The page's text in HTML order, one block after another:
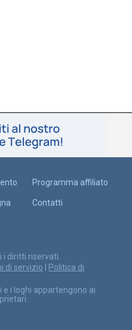
Programma affiliato
Contatti
i diritti riservati.
di servizio
Politica di
e i loghi appartengono ai